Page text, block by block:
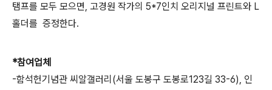
탬프를 모두 모으면, 고경원 작가의 5*7인치 오리지널 프린트와 L
홀더를 증정한다.
*참여업체
-함석헌기념관 씨알갤러리 (서울 도봉구 도봉로123길 33-6), 인